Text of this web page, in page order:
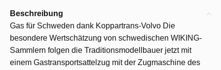
Beschreibung
Gas für Schweden dank Koppartrans-Volvo Die
besondere Wertschätzung von schwedischen WIKING-
Sammlern folgen die Traditionsmodellbauer jetzt mit
einem Gastransportsattelzug mit der Zugmaschine des